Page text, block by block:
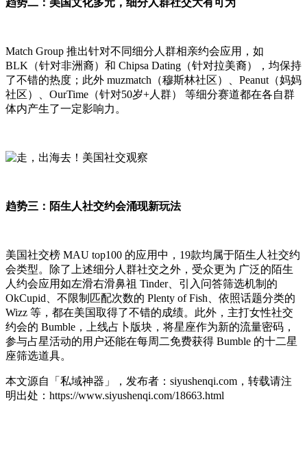
Match Group 推出针对不同细分人群相亲约会应用，如
BLK（针对非洲裔）和 Chipsa Dating（针对拉美裔），均保持
了不错的热度；此外 muzmatch（穆斯林社区）、Peanut（妈妈
社区）、OurTime（针对50岁+人群） 等细分赛道都在各自群
体内产生了一定影响力。
趋势三：陌生人社交约会涌现新玩法
美国社交榜 MAU top100 的应用中，19款均属于陌生人社交约
会类型。除了上述细分人群社交之外，受众更为 广泛的陌生
人约会应用如左滑右滑鼻祖 Tinder、引入问答筛选机制的
OkCupid、不限制匹配次数的 Plenty of Fish、依照话题分类的
Wizz 等，都在美国取得了不错的成绩。此外，主打女性社交
约会的 Bumble，上线占卜版块，将星座作为新的流量密码，
参与占星活动的用户还能在每周二免费获得 Bumble 的十二星
座筛选道具。
本文源自「私域神器」，发布者：siyushenqi.com，转载请注
明出处： https://www.siyushenqi.com/18663.html